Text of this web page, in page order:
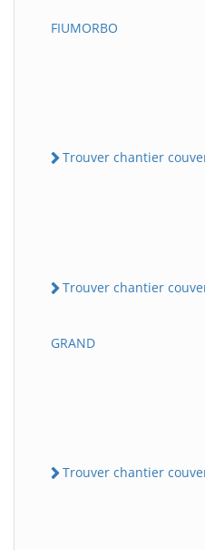
FIUMORBO
Trouver chantier
Trouver chantier
GRAND
Trouver chantier